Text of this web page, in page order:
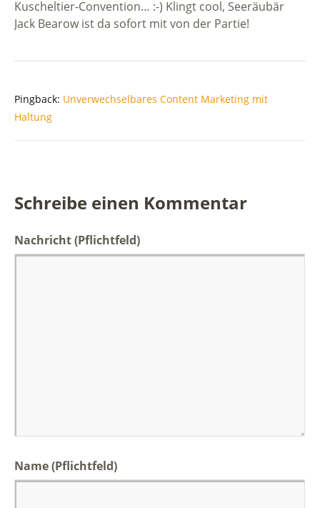
Kuscheltier-Convention… :-) Klingt cool, Seeräubär
Jack Bearow ist da sofort mit von der Partie!
Pingback: Unverwechselbares Content Marketing mit
Haltung
Schreibe einen Kommentar
Nachricht(Pflichtfeld)
Name (Pflichtfeld)